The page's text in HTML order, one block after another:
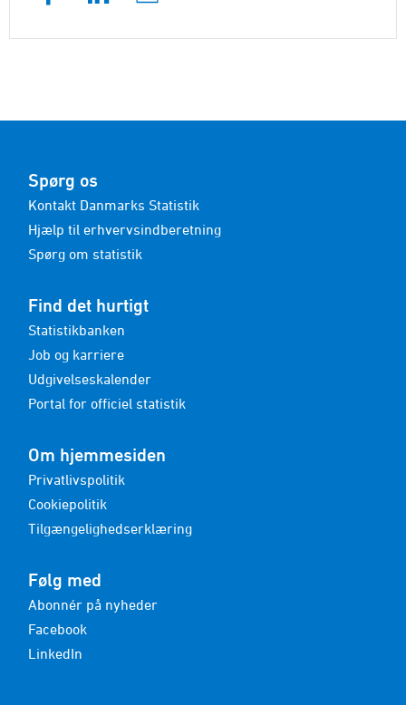
Spørg os
Kontakt Danmarks Statistik
Hjælp til erhvervsindberetning
Spørg om statistik
Find det hurtigt
Statistikbanken
Job og karriere
Udgivelseskalender
Portal for officiel statistik
Om hjemmesiden
Privatlivspolitik
Cookiepolitik
Tilgængelighedserklæring
Følg med
Abonnér på nyheder
Facebook
LinkedIn